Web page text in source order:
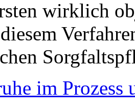
wirklich
im Prozess